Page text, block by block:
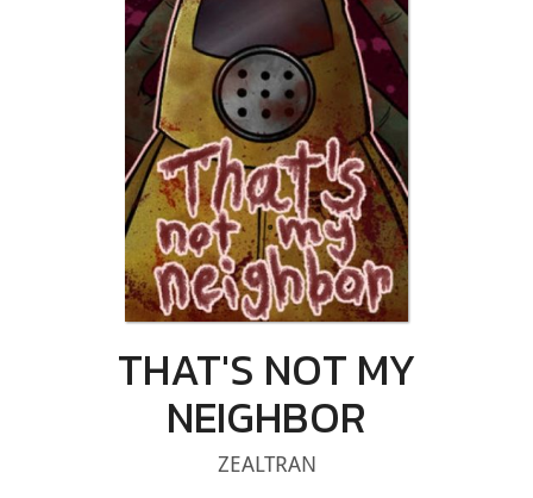
THAT'S NOT MY
NEIGHBOR
ZEALTRAN